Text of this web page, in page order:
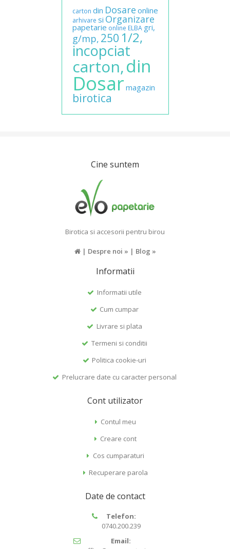
carton din Dosare online
arhivare si Organizare
papetarie online ELBA gri,
g/mp, 250 1/2,
incopciat
carton,din
Dosar magazin
birotica
Cine suntem
Birotica si accesorii pentru birou
| Despre noi » | Blog »
Informatii
Informatii utile
Cum cumpar
Livrare si plata
Termeni si conditii
Politica cookie-uri
Prelucrare date cu caracter personal
Cont utilizator
Contul meu
Creare cont
Cos cumparaturi
Recuperare parola
Date de contact
Telefon:
0740.200.239
Email: